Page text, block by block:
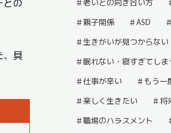
、具
親子関係
ASD
生きがいが見つからない
眠れない・寝すぎてしま
仕事が辛い
もう一
楽しく生きたい
将
職場のハラスメント